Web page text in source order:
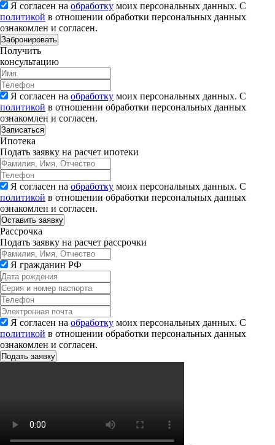
Я согласен на обработку моих персональных данных. С
политикой в отношении обработки персональных данных
ознакомлен и согласен.
Забронировать
Получить
консультацию
Я согласен на обработку моих персональных данных. С
политикой в отношении обработки персональных данных
ознакомлен и согласен.
Записаться
Ипотека
Подать заявку на расчет ипотеки
Я согласен на обработку моих персональных данных. С
политикой в отношении обработки персональных данных
ознакомлен и согласен.
Рассрочка
Подать заявку на расчет рассрочки
Я гражданин РФ
Я согласен на обработку моих персональных данных. С
политикой в отношении обработки персональных данных
ознакомлен и согласен.